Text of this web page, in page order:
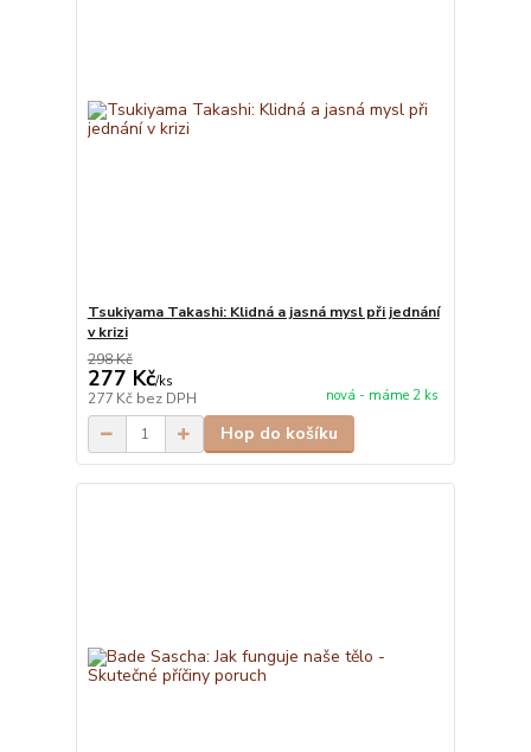
Tsukiyama Takashi: Klidná a jasná mysl při jednání
v krizi
298 Kč
277 Kč/ks
277 Kč bez DPH nová - máme 2 ks
Hop do košíku